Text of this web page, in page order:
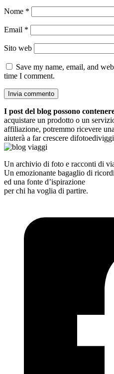
Nome *
Email *
Sito web
Save my name, email, and
time I comment.
I post del blog possono
acquistare un prodotto o un
affiliazione, potremmo ricevere
aiuterà a far crescere
Un archivio di foto e racconti di
Un emozionante bagaglio di ricordi
ed una fonte d’ispirazione
per chi ha voglia di partire.